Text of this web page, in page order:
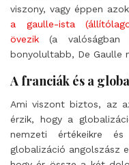
viszony, vagy éppen azok
a gaulle-ista
övezik (a valóságban
bonyolultabb, De Gaulle
A franciák és a
Ami viszont biztos, az
érzik, hogy a
nemzeti értékeikre
globalizáció angolszász